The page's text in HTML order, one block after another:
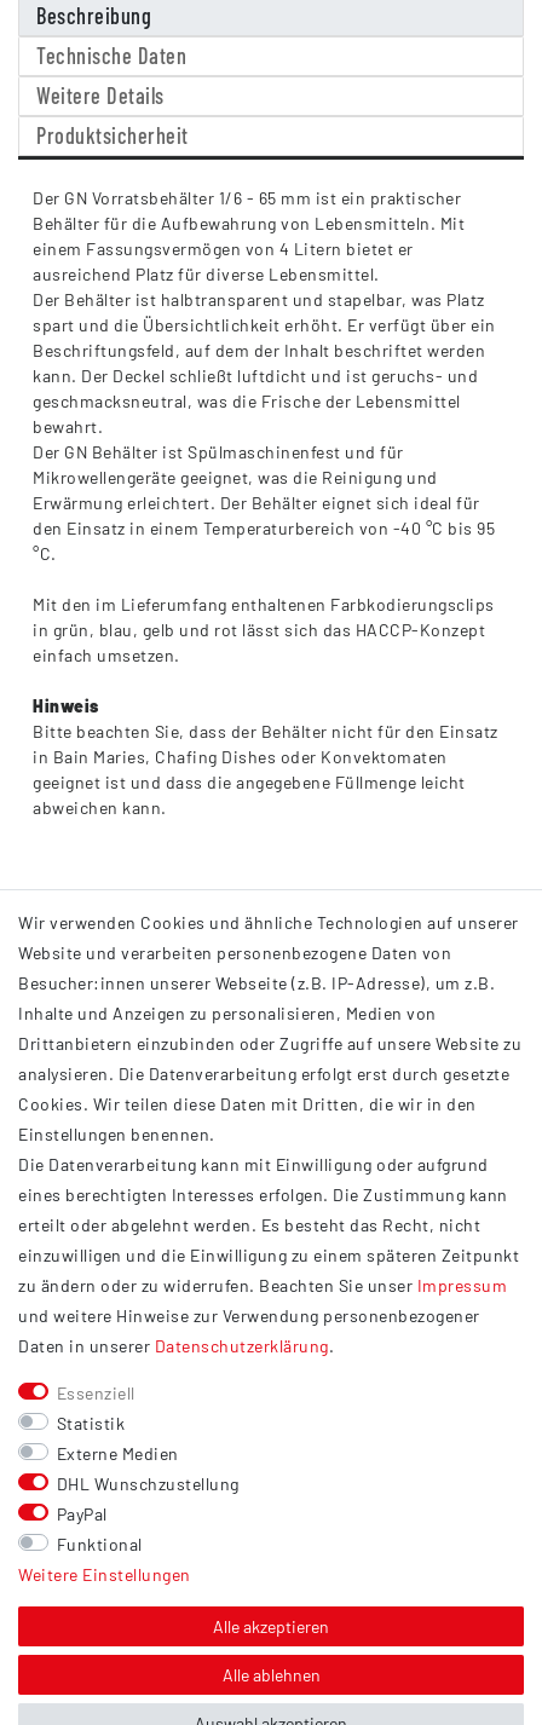
Beschreibung
Technische Daten
Weitere Details
Produktsicherheit
Der GN Vorratsbehälter 1/6 - 65 mm ist ein praktischer
Behälter für die Aufbewahrung von Lebensmitteln. Mit
einem Fassungsvermögen von 4 Litern bietet er
ausreichend Platz für diverse Lebensmittel.
Der Behälter ist halbtransparent und stapelbar, was Platz
spart und die Übersichtlichkeit erhöht. Er verfügt über ein
Beschriftungsfeld, auf dem der Inhalt beschriftet werden
kann. Der Deckel schließt luftdicht und ist geruchs- und
geschmacksneutral, was die Frische der Lebensmittel
bewahrt.
Der GN Behälter ist Spülmaschinenfest und für
Mikrowellengeräte geeignet, was die Reinigung und
Erwärmung erleichtert. Der Behälter eignet sich ideal für
den Einsatz in einem Temperaturbereich von -40 °C bis 95
°C.
Mit den im Lieferumfang enthaltenen Farbkodierungsclips
in grün, blau, gelb und rot lässt sich das HACCP-Konzept
einfach umsetzen.
Hinweis
Bitte beachten Sie, dass der Behälter nicht für den Einsatz
in Bain Maries, Chafing Dishes oder Konvektomaten
geeignet ist und dass die angegebene Füllmenge leicht
abweichen kann.
INFORMATIONEN
AGB
Impressum
Datenschutzerklärung
Widerrufsrecht
Barrierefreiheit
Service
Kontakt
Versand
Zahlung
Vertrag widerrufen
Sonstiges
Hinweis zur Entsorgung von Altbatterien & Altöl
Über uns
Wir verwenden Cookies und ähnliche Technologien auf unserer
Website und verarbeiten personenbezogene Daten von
Besucher:innen unserer Webseite (z.B. IP-Adresse), um z.B.
Inhalte und Anzeigen zu personalisieren, Medien von
Drittanbietern einzubinden oder Zugriffe auf unsere Website zu
analysieren. Die Datenverarbeitung erfolgt erst durch gesetzte
Cookies. Wir teilen diese Daten mit Dritten, die wir in den
Einstellungen benennen.
Die Datenverarbeitung kann mit Einwilligung oder aufgrund
eines berechtigten Interesses erfolgen. Die Zustimmung kann
erteilt oder abgelehnt werden. Es besteht das Recht, nicht
einzuwilligen und die Einwilligung zu einem späteren Zeitpunkt
zu ändern oder zu widerrufen. Beachten Sie unser Impressum
und weitere Hinweise zur Verwendung personenbezogener
Daten in unserer Daten­schutz­erklärung.
Essenziell
Statistik
Externe Medien
DHL Wunschzustellung
PayPal
Funktional
Weitere Einstellungen
Alle akzeptieren
Alle ablehnen